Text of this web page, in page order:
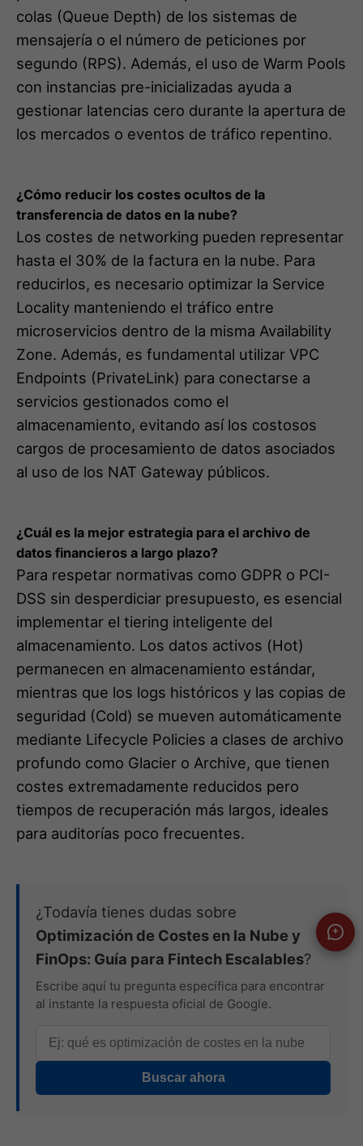
colas (Queue Depth) de los sistemas de
mensajería o el número de peticiones por
segundo (RPS). Además, el uso de Warm Pools
con instancias pre-inicializadas ayuda a
gestionar latencias cero durante la apertura de
los mercados o eventos de tráfico repentino.
¿Cómo reducir los costes ocultos de la
transferencia de datos en la nube?
Los costes de networking pueden representar
hasta el 30% de la factura en la nube. Para
reducirlos, es necesario optimizar la Service
Locality manteniendo el tráfico entre
microservicios dentro de la misma Availability
Zone. Además, es fundamental utilizar VPC
Endpoints (PrivateLink) para conectarse a
servicios gestionados como el
almacenamiento, evitando así los costosos
cargos de procesamiento de datos asociados
al uso de los NAT Gateway públicos.
¿Cuál es la mejor estrategia para el archivo de
datos financieros a largo plazo?
Para respetar normativas como GDPR o PCI-
DSS sin desperdiciar presupuesto, es esencial
implementar el tiering inteligente del
almacenamiento. Los datos activos (Hot)
permanecen en almacenamiento estándar,
mientras que los logs históricos y las copias de
seguridad (Cold) se mueven automáticamente
mediante Lifecycle Policies a clases de archivo
profundo como Glacier o Archive, que tienen
costes extremadamente reducidos pero
tiempos de recuperación más largos, ideales
para auditorías poco frecuentes.
¿Todavía tienes dudas sobre
Optimización de Costes en la Nube y
FinOps: Guía para Fintech Escalables?
Escribe aquí tu pregunta específica para encontrar
al instante la respuesta oficial de Google.
Buscar ahora